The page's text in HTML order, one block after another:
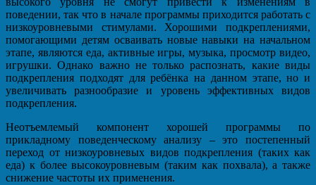
поведении, так что в начале программы приходится работать с
низкоуровневыми стимулами. Хорошими подкреплениями,
помогающими детям осваивать новые навыки на начальном
этапе, являются еда, активные игры, музыка, просмотр видео,
игрушки. Однако важно не только распознать, какие виды
подкрепления подходят для ребёнка на данном этапе, но и
увеличивать разнообразие и уровень эффективных видов
подкрепления.
Неотъемлемый компонент хорошей программы по
прикладному поведенческому анализу – это постепенный
переход от низкоуровневых видов подкрепления (таких как
еда) к более высокоуровневым (таким как похвала), а также
снижение частоты их применения.